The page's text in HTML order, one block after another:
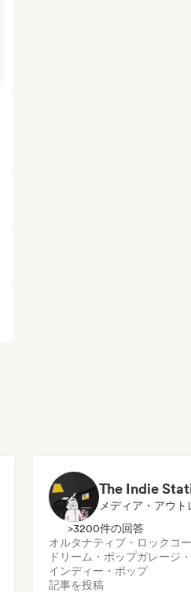
The Indie
>3200件の回答
オルタナティブ・ロック コ
ドリーム・ポップガレージ
インディー・ポップ
記事を投稿